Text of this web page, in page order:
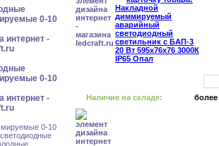
0-10
0-10
0-10
Наличие на складе: более